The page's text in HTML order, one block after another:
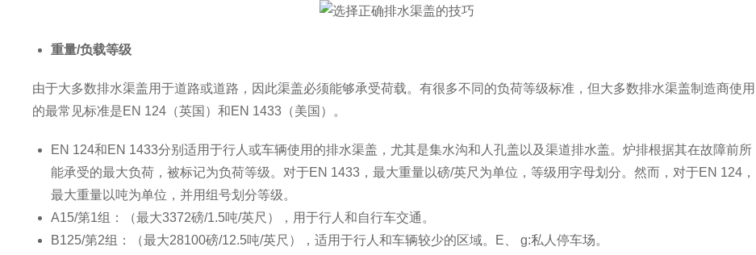
重量/负载等级
由于大多数排水渠盖用于道路或道路，因此渠盖必须能够承受荷载。有很多不同的负荷等级标准，但大多数排水渠盖制造商使用
的最常见标准是EN 124（英国）和EN 1433（美国）。
EN 124和EN 1433分别适用于行人或车辆使用的排水渠盖，尤其是集水沟和人孔盖以及渠道排水盖。炉排根据其在故障前所
能承受的最大负荷，被标记为负荷等级。对于EN 1433，最大重量以磅/英尺为单位，等级用字母划分。然而，对于EN 124，
最大重量以吨为单位，并用组号划分等级。
A15/第1组：（最大3372磅/1.5吨/英尺），用于行人和自行车交通。
B125/第2组：（最大28100磅/12.5吨/英尺），适用于行人和车辆较少的区域。E、 g:私人停车场。